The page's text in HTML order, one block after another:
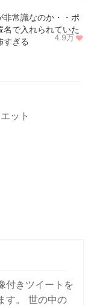
非常識なのか・・ポ
名で入れられていた
すぎる
4.9万
ット
付きツイートを
す。 世の中の